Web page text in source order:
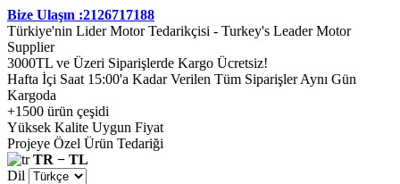
Bize Ulaşın :2126717188
Türkiye'nin Lider Motor Tedarikçisi - Turkey's Leader Motor
Supplier
3000TL ve Üzeri Siparişlerde Kargo Ücretsiz!
Hafta İçi Saat 15:00'a Kadar Verilen Tüm Siparişler Aynı Gün
Kargoda
+1500 ürün çeşidi
Yüksek Kalite Uygun Fiyat
Projeye Özel Ürün Tedariği
TR − TL
Dil